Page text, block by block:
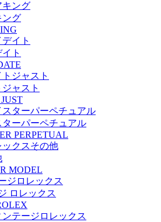
ング
ト
ャスト
ターパーペチュアル
PERPETUAL
MODEL
ロレックス